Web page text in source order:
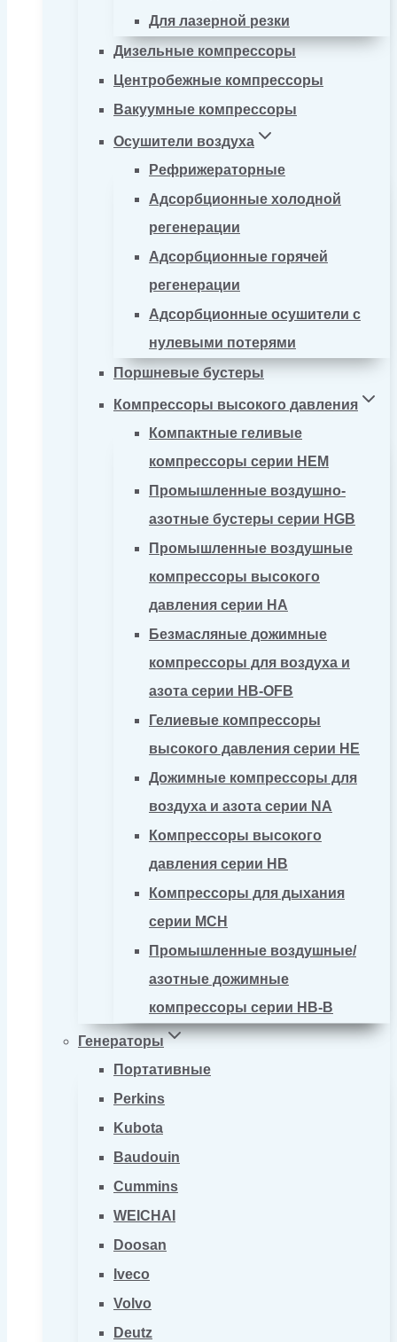
Для лазерной резки
Дизельные компрессоры
Центробежные компрессоры
Вакуумные компрессоры
Осушители воздуха
Рефрижераторные
Адсорбционные холодной
регенерации
Адсорбционные горячей
регенерации
Адсорбционные осушители с
нулевыми потерями
Поршневые бустеры
Компрессоры высокого давления
Компактные геливые
компрессоры серии HEM
Промышленные воздушно-
азотные бустеры серии HGB
Промышленные воздушные
компрессоры высокого
давления серии HA
Безмасляные дожимные
компрессоры для воздуха и
азота серии HB-OFB
Гелиевые компрессоры
высокого давления серии HE
Дожимные компрессоры для
воздуха и азота серии NA
Компрессоры высокого
давления серии HB
Компрессоры для дыхания
серии MCH
Промышленные воздушные/
азотные дожимные
компрессоры серии HB-B
Генераторы
Портативные
Perkins
Kubota
Baudouin
Cummins
WEICHAI
Doosan
Iveco
Volvo
Deutz